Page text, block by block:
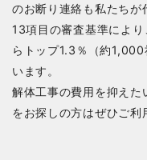
のお断り連絡も私たちが
13項目の審査基準によ
らトップ1.3％（約
います。
解体工事の費用を抑えた
をお探しの方はぜひご利